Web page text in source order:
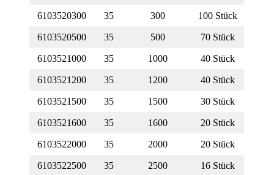
6103520300 35 300 100 Stück
6103520500 35 500 70 Stück
6103521000 35 1000 40 Stück
6103521200 35 1200 40 Stück
6103521500 35 1500 30 Stück
6103521600 35 1600 20 Stück
6103522000 35 2000 20 Stück
6103522500 35 2500 16 Stück